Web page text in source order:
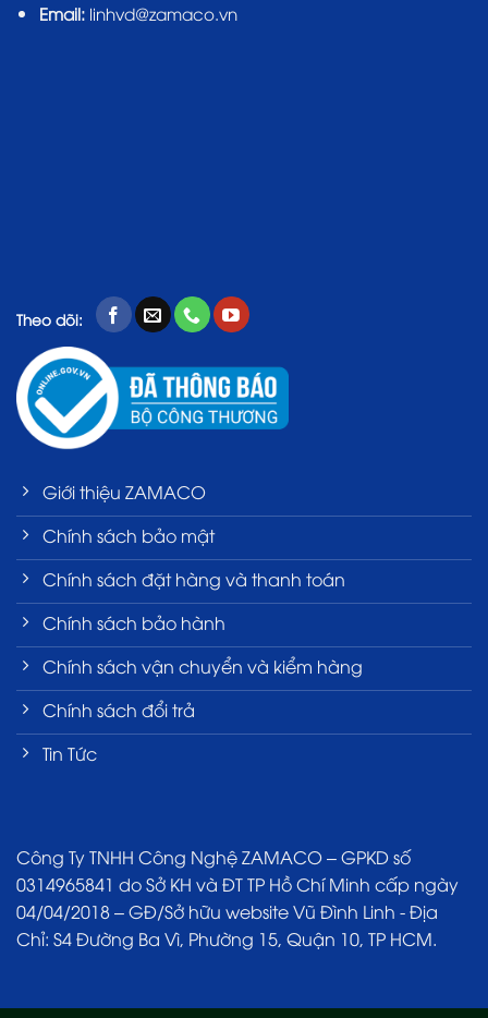
Email:linhvd@zamaco.vn
Theo dõi:
Giới thiệu ZAMACO
Chính sách bảo mật
Chính sách đặt hàng và thanh toán
Chính sách bảo hành
Chính sách vận chuyển và kiểm hàng
Chính sách đổi trả
Tin Tức
Công Ty TNHH Công Nghệ ZAMACO – GPKD số
0314965841 do Sở KH và ĐT TP Hồ Chí Minh cấp ngày
04/04/2018 – GĐ/Sở hữu website Vũ Đình Linh - Địa
Chỉ: S4 Đường Ba Vì, Phường 15, Quận 10, TP HCM.